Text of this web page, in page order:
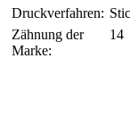
Druckverfahren:
Zähnung der
Marke:
14